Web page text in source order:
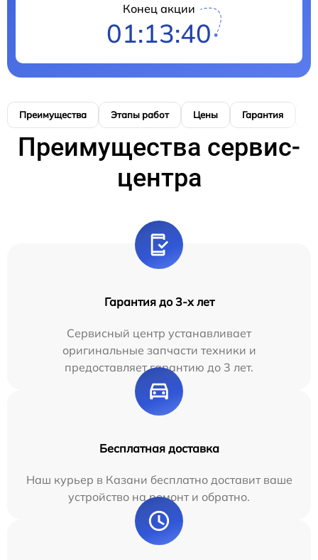
Конец акции
01:13:39
Преимущества Этапы работ Цены Гарантия
Преимущества сервис-
центра
Гарантия до 3-х лет
Сервисный центр устанавливает
оригинальные запчасти техники и
предоставляет гарантию до 3 лет.
Бесплатная доставка
Наш курьер в Казани бесплатно доставит ваше
устройство на ремонт и обратно.